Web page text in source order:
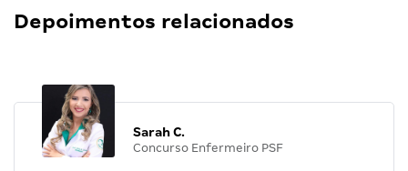
Depoimentos relacionados
Sarah C.
Concurso Enfermeiro PSF